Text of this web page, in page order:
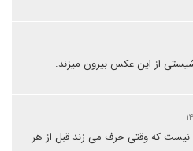
از این عکس بیرون میزند.
نیست که وقتی حرف می زند قبل از هر